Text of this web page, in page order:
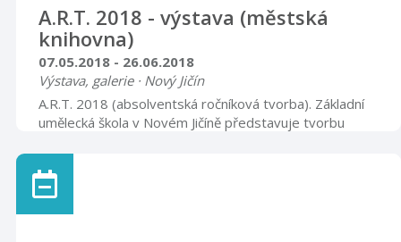
A.R.T. 2018 - výstava (městská
knihovna)
07.05.2018 - 26.06.2018
Výstava, galerie · Nový Jičín
A.R.T. 2018 (absolventská ročníková tvorba). Základní
umělecká škola v Novém Jičíně představuje tvorbu
hodinách určených veřejnosti (21. 5. až 1. 6. knihovna
pro veřejnost uzavřena).